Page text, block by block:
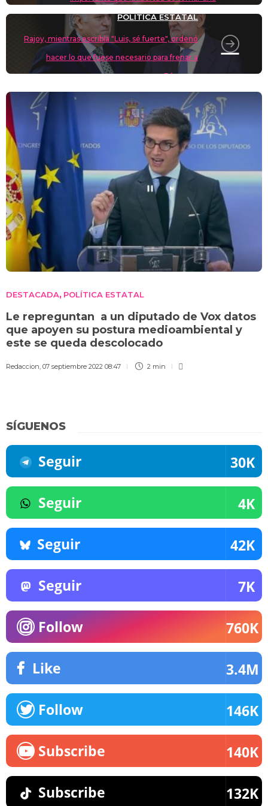
k
cerveza" POLÍTICA ESTATAL
Rajoy, mientras escribía "Luis, sé fuerte", ordenó
hacer lo que fuese necesario para frenar a
Bárcenas
DESTACADA, POLÍTICA ESTATAL
Le repreguntan a un diputado de Vox datos
que apoyen su postura medioambiental y
este se queda descolocado
Redaccion 07 septiembre 2022 08:47 2 min
SÍGUENOS
Seguir 30K
Seguir 4K
Seguir 42K
Seguir 7K
Follow 760K
Like 3.4M
Follow 146K
Subscribe 140K
Subscribe 132K